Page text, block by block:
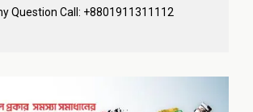
Question Call: +8801911311112